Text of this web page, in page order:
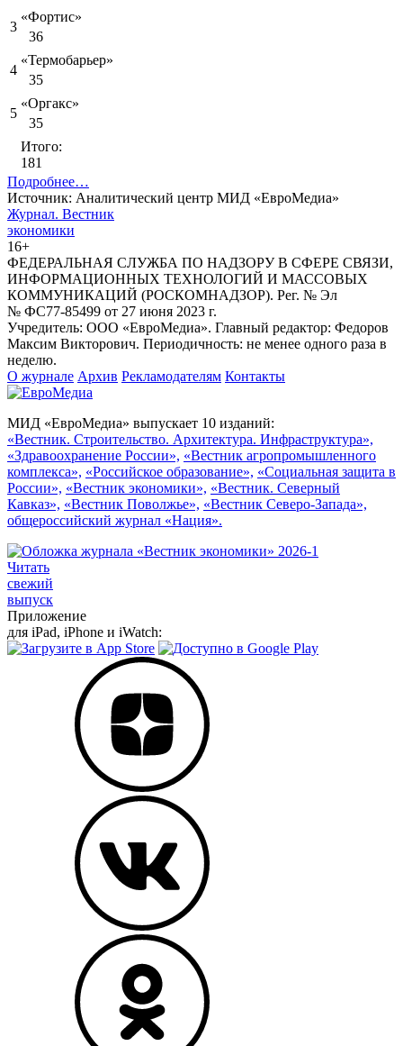
3
«Фортис»
36
4
«Термобарьер»
35
5
«Оргакс»
35
Итого:
181
Подробнее…
Источник: Аналитический центр МИД «ЕвроМедиа»
Журнал. Вестник
экономики
16+
ФЕДЕРАЛЬНАЯ СЛУЖБА ПО НАДЗОРУ В СФЕРЕ СВЯЗИ,
ИНФОРМАЦИОННЫХ ТЕХНОЛОГИЙ И МАССОВЫХ
КОММУНИКАЦИЙ (РОСКОМНАДЗОР). Рег. № Эл
№ ФС77-85499 от 27 июня 2023 г.
Учредитель: ООО «ЕвроМедиа». Главный редактор: Федоров
Максим Викторович. Периодичность: не менее одного раза в
неделю.
О журнале Архив Рекламодателям Контакты
МИД «ЕвроМедиа» выпускает 10 изданий:
«Вестник. Строительство. Архитектура. Инфраструктура»,
«Здравоохранение России», «Вестник агропромышленного
комплекса», «Российское образование», «Социальная защита в
России», «Вестник экономики», «Вестник. Северный
Кавказ», «Вестник Поволжье», «Вестник Северо-Запада»,
общероссийский журнал «Нация».
Читать
свежий
выпуск
Приложение
для iPad, iPhone и iWatch: